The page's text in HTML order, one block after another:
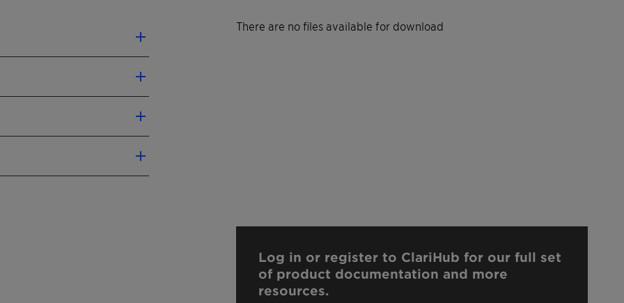
There are no files available for download
Log in or register to ClariHub for our full set
of product documentation and more
resources.